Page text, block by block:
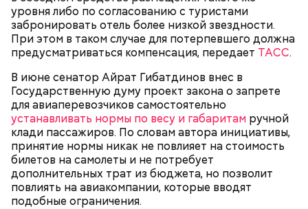
уровня либо по согласованию с туристами
забронировать отель более низкой звездности.
При этом в таком случае для потерпевшего должна
предусматриваться компенсация, передает ТАСС.
В июне сенатор Айрат Гибатдинов внес в
Государственную думу проект закона о запрете
для авиаперевозчиков самостоятельно
устанавливать нормы по весу и габаритам ручной
клади пассажиров. По словам автора инициативы,
принятие нормы никак не повлияет на стоимость
билетов на самолеты и не потребует
дополнительных трат из бюджета, но позволит
повлиять на авиакомпании, которые вводят
подобные ограничения.
День малины со сливками
брынза;
растительное масло;
помидоры черри либо грунтовые.
беременным, кормящим женщинам;
людям с ослабленной иммунной системой;
пожилым;
детям.